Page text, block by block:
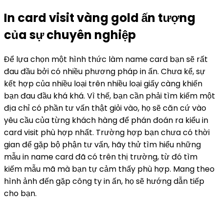
In card visit vàng gold ấn tượng
của sự chuyên nghiệp
Để lựa chọn một hình thức làm name card bạn sẽ rất
đau đầu bởi có nhiều phương pháp in ấn. Chưa kể, sự
kết hợp của nhiều loại trên nhiều loại giấy càng khiến
bạn đau đầu khá khá. Vì thế, bạn cần phải tìm kiếm một
địa chỉ có phần tư vấn thật giỏi vào, họ sẽ căn cứ vào
yêu cầu của từng khách hàng để phán đoán ra kiểu in
card visit phù hợp nhất. Trường hợp bạn chưa có thời
gian để gặp bộ phận tư vấn, hãy thử tìm hiểu những
mẫu in name card đã có trên thị trường, từ đó tìm
kiếm mẫu mã mà bạn tự cảm thấy phù hợp. Mang theo
hình ảnh đến gặp công ty in ấn, họ sẽ hướng dẫn tiếp
cho bạn.